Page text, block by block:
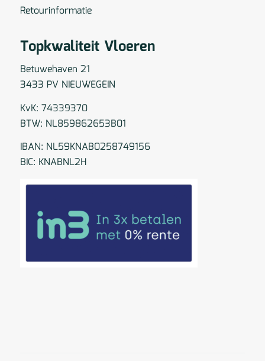
Retourinformatie
Topkwaliteit Vloeren
Betuwehaven 21
3433 PV NIEUWEGEIN
KvK: 74339370
BTW: NL859862653B01
IBAN: NL59KNAB0258749156
BIC: KNABNL2H